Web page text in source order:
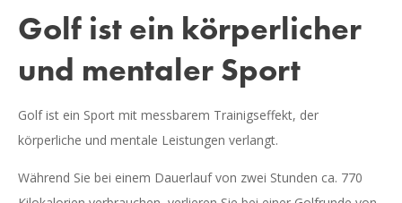
Golf ist ein körperlicher
und mentaler Sport
Golf ist ein Sport mit messbarem Trainigseffekt, der
körperliche und mentale Leistungen verlangt.
Während Sie bei einem Dauerlauf von zwei Stunden ca. 770